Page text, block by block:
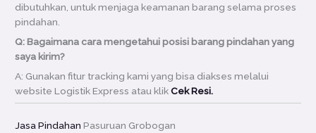
dibutuhkan, untuk menjaga keamanan barang selama proses
pindahan.
Q: Bagaimana cara mengetahui posisi barang pindahan yang
saya kirim?
A: Gunakan fitur tracking kami yang bisa diakses melalui
website Logistik Express atau klikCek Resi.
Jasa Pindahan Pasuruan Grobogan